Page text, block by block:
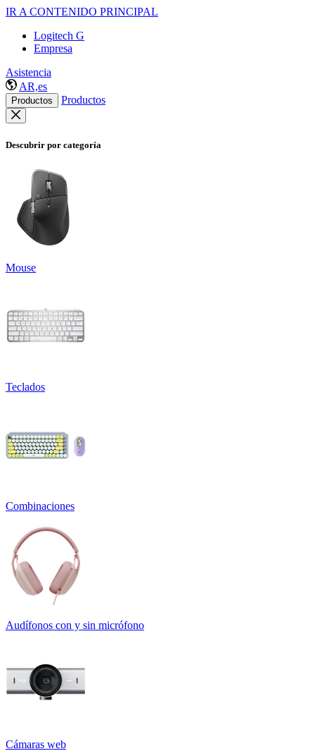
IR A CONTENIDO PRINCIPAL
Logitech G
Empresa
Asistencia
AR,es
Productos Productos
Descubrir por categoría
Mouse
Teclados
Combinaciones
Audífonos con y sin micrófono
Cámaras web